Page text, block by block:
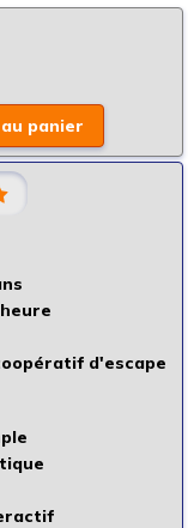
panier
d'escape